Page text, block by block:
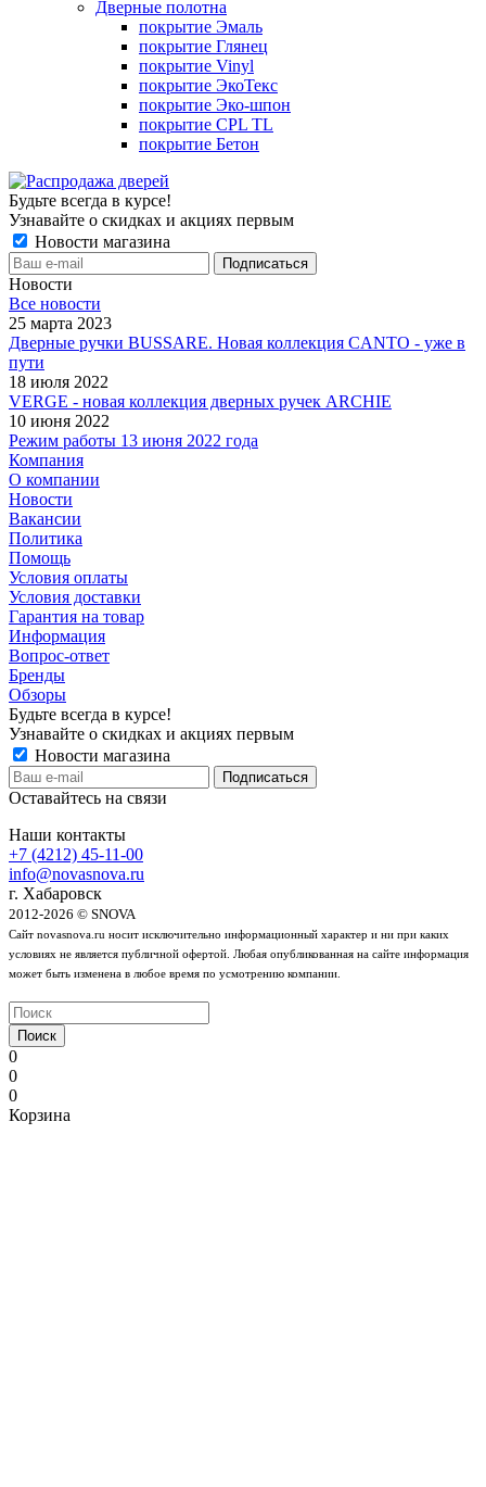
Дверные полотна
покрытие Эмаль
покрытие Глянец
покрытие Vinyl
покрытие ЭкоТекс
покрытие Эко-шпон
покрытие CPL TL
покрытие Бетон
Будьте всегда в курсе!
Узнавайте о скидках и акциях первым
Новости магазина
Новости
Все новости
25 марта 2023
Дверные ручки BUSSARE. Новая коллекция CANTO - уже в
пути
18 июля 2022
VERGE - новая коллекция дверных ручек ARCHIE
10 июня 2022
Режим работы 13 июня 2022 года
Компания
О компании
Новости
Вакансии
Политика
Помощь
Условия оплаты
Условия доставки
Гарантия на товар
Информация
Вопрос-ответ
Бренды
Обзоры
Будьте всегда в курсе!
Узнавайте о скидках и акциях первым
Новости магазина
Оставайтесь на связи
Наши контакты
+7 (4212) 45-11-00
info@novasnova.ru
г. Хабаровск
2012-2026 © SNOVA
Сайт novasnova.ru носит исключительно информационный характер и ни при каких
условиях не является публичной офертой. Любая опубликованная на сайте информация
может быть изменена в любое время по усмотрению компании.
Поиск
0
0
0
Корзина